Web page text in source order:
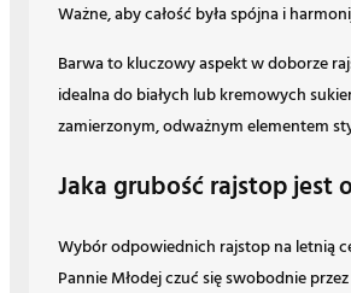
Ważne, aby całość była spójna i
Barwa to kluczowy aspekt w doborze
idealna do białych lub kremowych
zamierzonym, odważnym elementem
Jaka grubość rajstop jest
Wybór odpowiednich rajstop na letnią
Pannie Młodej czuć się swobodnie